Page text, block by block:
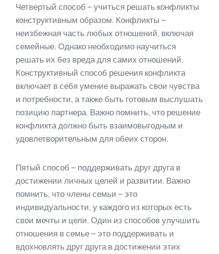
Четвертый способ – учиться решать конфликты
конструктивным образом. Конфликты –
неизбежная часть любых отношений, включая
семейные. Однако необходимо научиться
решать их без вреда для самих отношений.
Конструктивный способ решения конфликта
включает в себя умение выражать свои чувства
и потребности, а также быть готовым выслушать
позицию партнера. Важно помнить, что решение
конфликта должно быть взаимовыгодным и
удовлетворительным для обеих сторон.
Пятый способ – поддерживать друг друга в
достижении личных целей и развитии. Важно
помнить, что члены семьи – это
индивидуальности, у каждого из которых есть
свои мечты и цели. Один из способов улучшить
отношения в семье – это поддерживать и
вдохновлять друг друга в достижении этих